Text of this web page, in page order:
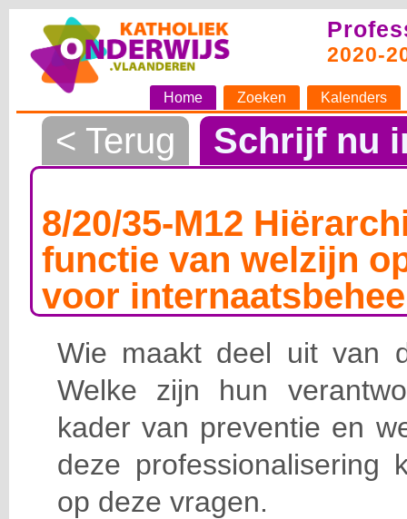
2020-
Home Zoeken Kalenders
< Terug Schrijf nu
8/20/35-M12
functie van welzijn
voor
Wie maakt deel uit van
Welke zijn hun
kader van preventie en
deze professionalisering
op deze vragen.